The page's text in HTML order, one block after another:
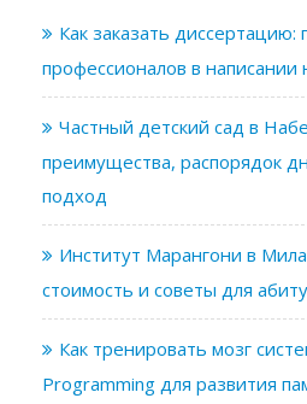
Как заказать
профессионалов в написании
Частный детский сад в
преимущества, распорядок
подход
Институт Марангони в
стоимость и советы для
Как тренировать мозг
Programming для развития